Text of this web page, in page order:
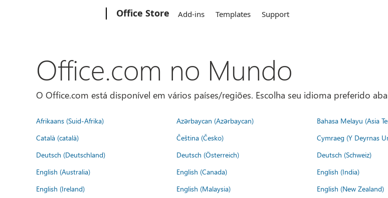
Office Store Add-ins Templates Support
Office.com no Mundo
O Office.com está disponível em vários países/regiões. Escolha seu idioma preferido
Afrikaans (Suid-Afrika) Azərbaycan (Azərbaycan) Bahasa Melayu (Asia
Català (català)
Čeština (Česko) Cymraeg (Y Deyrnas
Deutsch (Deutschland)
Deutsch (Österreich) Deutsch (Schweiz)
English (Australia)
English (Canada) English (India)
English (Ireland)
English (Malaysia) English (New Zealand)